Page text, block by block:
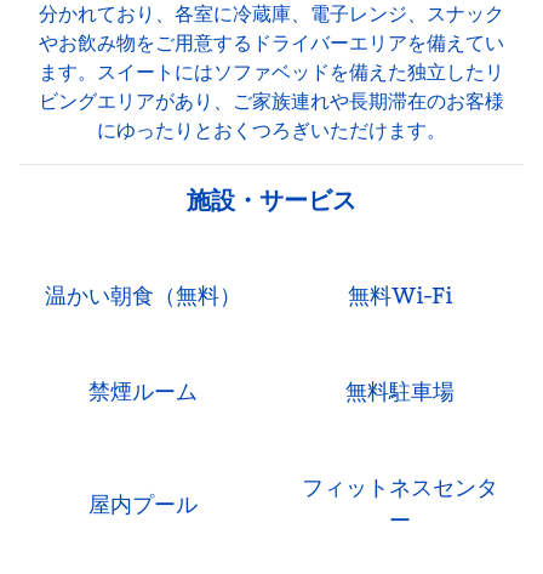
分かれており、各室に冷蔵庫、電子レンジ、スナック
やお飲み物をご用意するドライバーエリアを備えてい
ます。スイートにはソファベッドを備えた独立したリ
ビングエリアがあり、ご家族連れや長期滞在のお客様
にゆったりとおくつろぎいただけます。
施設・サービス
温かい朝食（無料） 無料Wi-Fi
禁煙ルーム 無料駐車場
屋内プール
フィットネスセンタ
ー